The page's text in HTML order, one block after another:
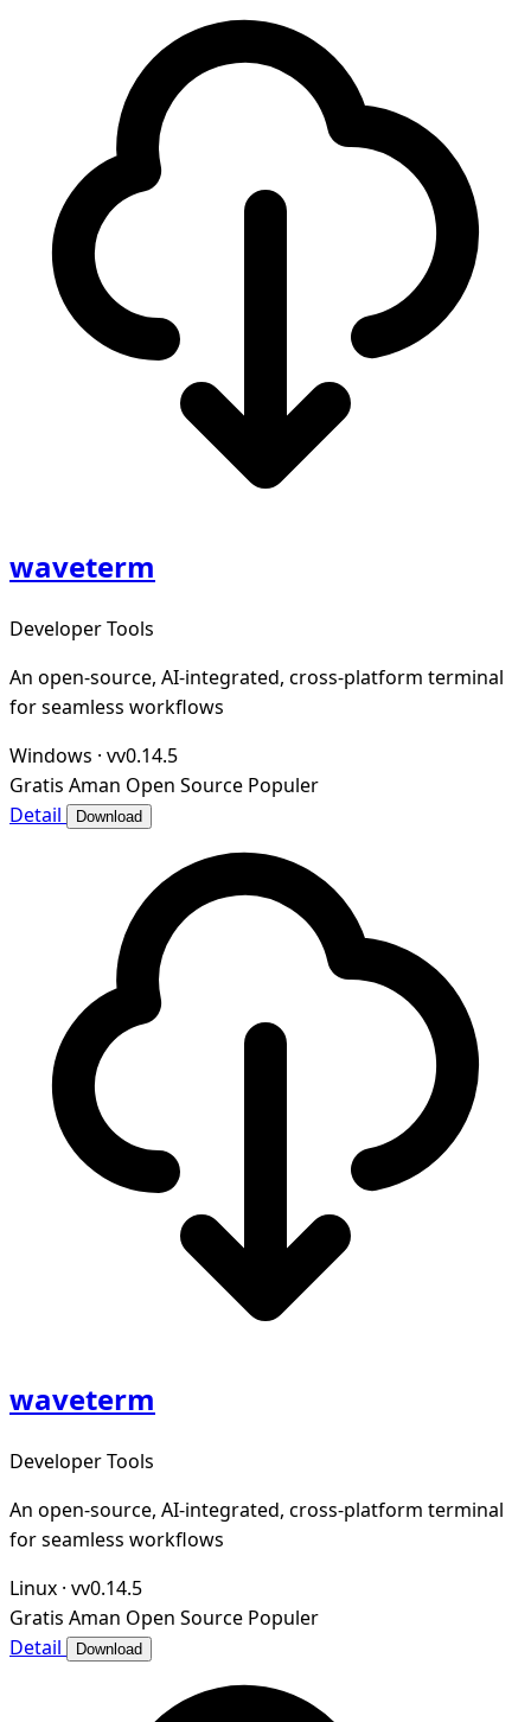
waveterm
Developer Tools
An open-source, AI-integrated, cross-platform terminal
for seamless workflows
Windows · vv0.14.5
Gratis Aman Open Source Populer
Detail
Download
waveterm
Developer Tools
An open-source, AI-integrated, cross-platform terminal
for seamless workflows
Linux · vv0.14.5
Gratis Aman Open Source Populer
Detail
Download